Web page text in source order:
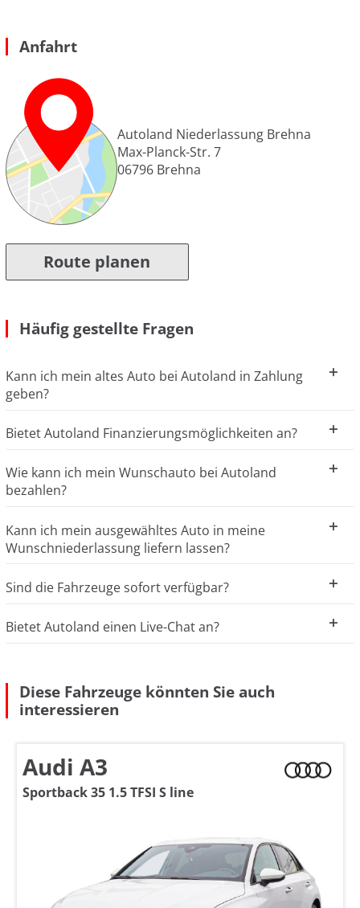
Anfahrt
Autoland Niederlassung Brehna
Max-Planck-Str. 7
06796 Brehna
Route planen
Häufig gestellte Fragen
Kann ich mein altes Auto bei Autoland in Zahlung
geben?
Bietet Autoland Finanzierungsmöglichkeiten an?
Wie kann ich mein Wunschauto bei Autoland
bezahlen?
Kann ich mein ausgewähltes Auto in meine
Wunschniederlassung liefern lassen?
Sind die Fahrzeuge sofort verfügbar?
Bietet Autoland einen Live-Chat an?
Diese Fahrzeuge könnten Sie auch
interessieren
Audi A3
Sportback 35 1.5 TFSI S line